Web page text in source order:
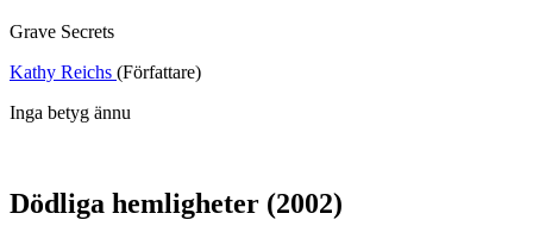
Grave Secrets
Kathy Reichs (Författare)
Inga betyg ännu
Dödliga hemligheter (2002)